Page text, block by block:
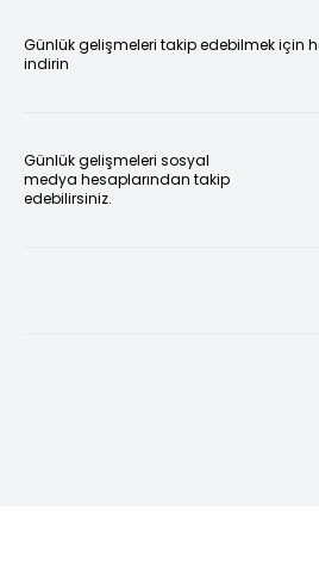
Günlük gelişmeleri takip edebilmek için
indirin
Günlük gelişmeleri sosyal
medya hesaplarından takip
edebilirsiniz.